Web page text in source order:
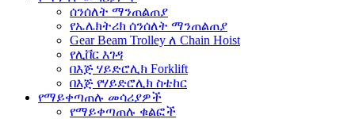
ሰንሰለት ማንጠልጠያ
የኤሌክትሪክ ሰንሰለት ማንጠልጠያ
Gear Beam Trolley ለ Chain Hoist
የሊቨር እገዳ
በእጅ ሃይድሮሊክ Forklift
በእጅ የሃይድሮሊክ ስቴከር
የማይቀጣጠሉ መሳሪያዎች
የማይቀጣጠሉ ቁልፎች